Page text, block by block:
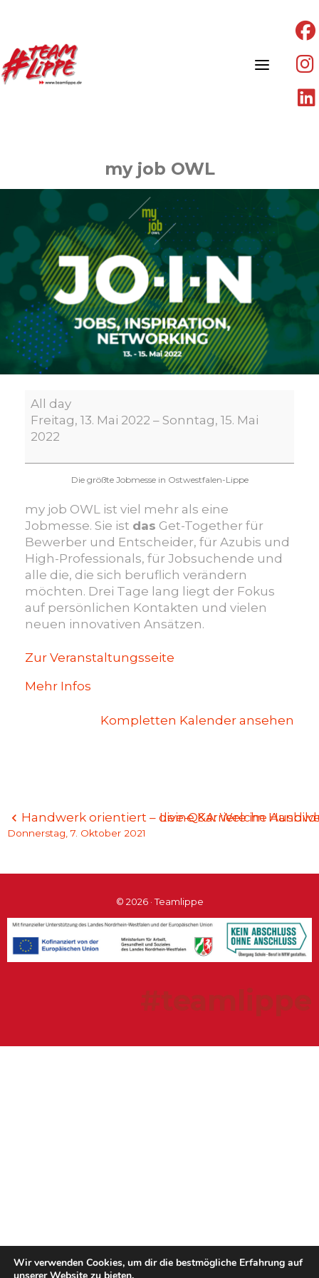
my job OWL
my
job
OWL
All day
Freitag, 13. Mai 2022 – Sonntag, 15. Mai
2022
Die größte Jobmesse in Ostwestfalen-Lippe
my job OWL ist viel mehr als eine
Jobmesse. Sie ist das Get-Together für
Bewerber und Entscheider, für Azubis und
High-Professionals, für Jobsuchende und
alle die, die sich beruflich verändern
möchten. Drei Tage lang liegt der Fokus
auf persönlichen Kontakten und vielen
neuen innovativen Ansätzen.
Zur Veranstaltungsseite
Mehr Infos
Kompletten Kalender ansehen
Beitragsnavigation
Handwerk orientiert – deine Karriere im
Donnerstag, 7. Oktober 2021
Live-Q&A: Welche
© 2026 · Teamlippe
#teamlippe
Wir verwenden Cookies, um dir die bestmögliche Erfahrung auf